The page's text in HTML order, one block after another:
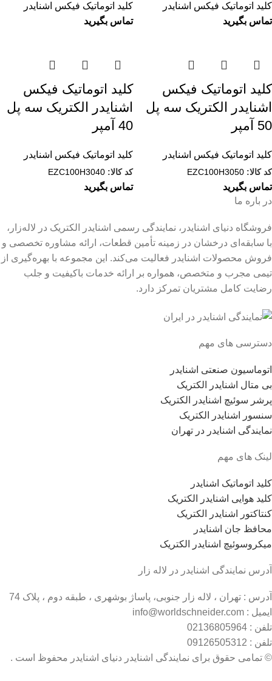
کلید اتوماتیک فیکس اشنایدر
تماس بگیرید
کلید اتوماتیک فیکس اشنایدر
تماس بگیرید
کليد اتوماتيک فیکس
اشنایدر الکتریک سه پل
50 آمپر
کلید اتوماتیک فیکس اشنایدر
کد کالا: EZC100H3050
تماس بگیرید
کليد اتوماتيک فیکس
اشنایدر الکتریک سه پل
40 آمپر
کلید اتوماتیک فیکس اشنایدر
کد کالا: EZC100H3040
تماس بگیرید
در باره ما
فروشگاه دنیای اشنایدر، نمایندگی رسمی اشنایدر الکتریک در لاله‌زار،
با سابقه‌ای درخشان در زمینه تأمین قطعات، ارائه مشاوره تخصصی و
فروش محصولات اشنایدر فعالیت می‌کند. این مجموعه با بهره‌گیری از
تیمی مجرب و متخصص، همواره بر ارائه خدمات باکیفیت و جلب
رضایت کامل مشتریان تمرکز دارد.
دسترسی های مهم
اتوماسیون صنعتی اشنایدر
بی متال اشنایدر الکتریک
پرشر سوئیچ اشنایدر الکتریک
سنسور اشنایدر الکتریک
نمایندگی اشنایدر در تهران
لینک های مهم
کلید اتوماتیک اشنایدر
کلید هوایی اشنایدر الکتریک
کنتاکتور اشنایدر الکتریک
محافظ جان اشنایدر
میکروسوئیچ اشنایدر الکتریک
آدرس نمایندگی اشنایدر در لاله زار
آدرس : تهران ، لاله زار جنوبی، پاساژ بوشهری ، طبقه دوم ، پلاک 74
ایمیل : info@worldschneider.com
تلفن : 02136805964
تلفن : 09126505312
© تمامی حقوق برای نمایندگی اشنایدر دنیای اشنایدر محفوظ است .